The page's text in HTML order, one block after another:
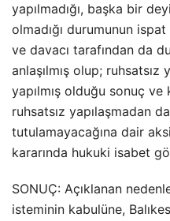
yapılmadığı, başka bir
olmadığı durumunun
ve davacı tarafından da
anlaşılmış olup; ruhsatsız
yapılmış olduğu sonuç ve
ruhsatsız yapılaşmadan
tutulamayacağına dair
kararında hukuki isabet
SONUÇ: Açıklanan
isteminin kabulüne,